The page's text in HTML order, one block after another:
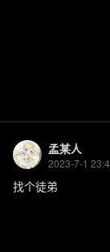
孟某人
2023-7-1
找个徒弟